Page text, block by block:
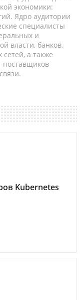
экономики:
Ядро аудитории
специалисты
и
власти, банков,
а также
поставщиков
Kubernetes